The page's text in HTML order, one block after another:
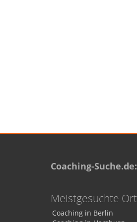
Coaching-
Meistgesuchte
Coaching in Berlin